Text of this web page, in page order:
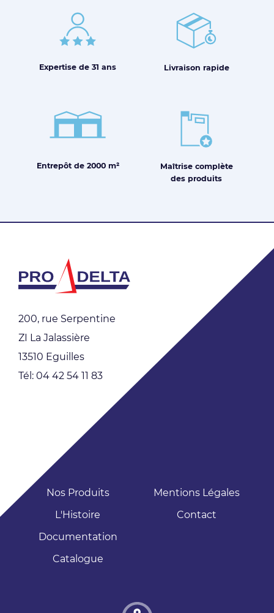
Expertise de 31 ans Livraison rapide
Entrepôt de 2000 m² Maîtrisecomplète
des produits
200, rue Serpentine
ZI La Jalassière
13510 Eguilles
Tél: 04 42 54 11 83
Nos Produits
L'Histoire
Documentation
Catalogue
Mentions Légales
Contact